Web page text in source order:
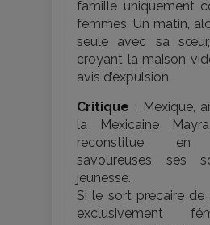
famille uniquement
femmes. Un matin,
seule avec sa
croyant la maison
avis d’expulsion.
Critique : Mexique,
la Mexicaine
reconstitue en
savoureuses ses
jeunesse.
Si le sort précaire
exclusivement